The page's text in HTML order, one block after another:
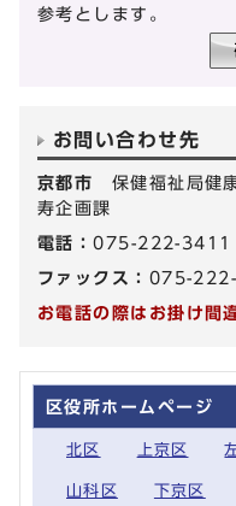
参考とします。
お問い合わせ先
京都市 保健福祉局健
寿企画課
電話：075-222-3411
ファックス： 075-
お電話の際はお掛け間
区役所ホームページ
北区 上京区
山科区 下京区